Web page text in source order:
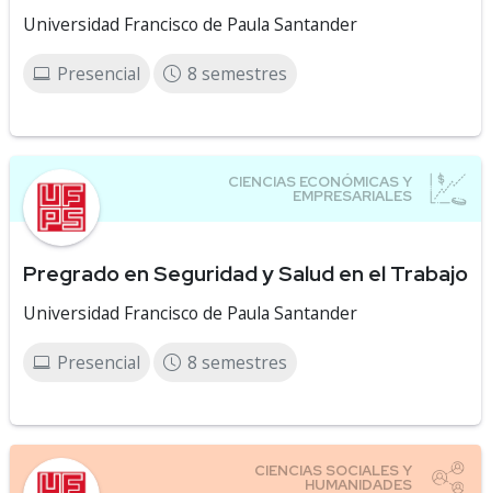
Universidad Francisco de Paula Santander
Presencial 8 semestres
Pregrado en Seguridad y Salud en el Trabajo
Universidad Francisco de Paula Santander
Presencial 8 semestres